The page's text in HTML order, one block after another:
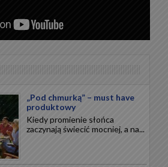
„Pod chmurką” – must have
produktowy
Kiedy promienie słońca
zaczynają świecić mocniej, a na...